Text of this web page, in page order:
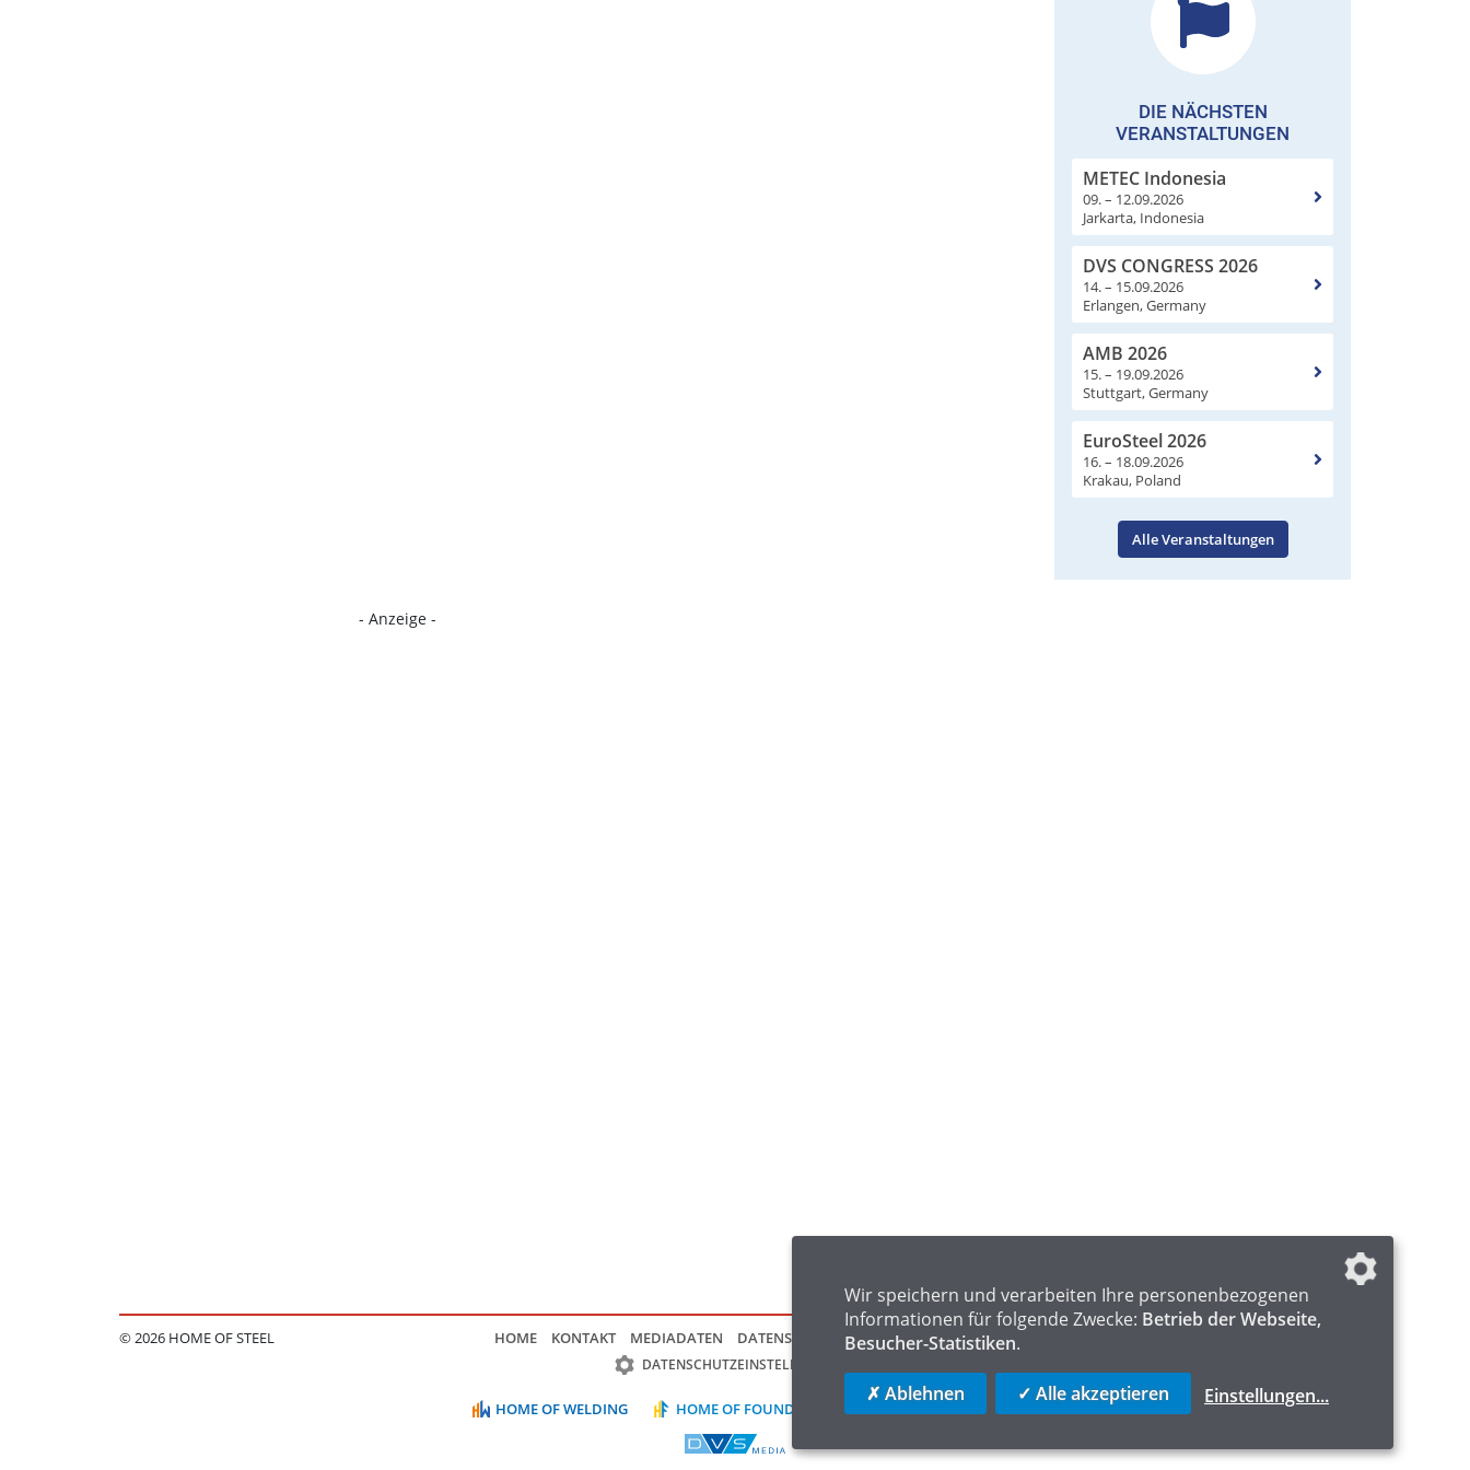
DIE NÄCHSTEN
VERANSTALTUNGEN
METEC Indonesia
09. – 12.09.2026
Jarkarta, Indonesia
DVS CONGRESS 2026
14. – 15.09.2026
Erlangen, Germany
AMB 2026
15. – 19.09.2026
Stuttgart, Germany
EuroSteel 2026
16. – 18.09.2026
Krakau, Poland
Alle Veranstaltungen
- Anzeige -
© 2026 HOME OF STEEL HOME KONTAKT MEDIADATEN DATENSCHUTZ IMPRESSUM FAQ
DATENSCHUTZEINSTELLUNGEN
HOME OF WELDING HOME OF FOUNDRY HOME OF LOGISTICS
Wir speichern und verarbeiten Ihre personenbezogenen
Informationen für folgende Zwecke: Betrieb der Webseite,
Besucher-Statistiken.
✗ Ablehnen ✓ Alle akzeptieren Einstellungen...